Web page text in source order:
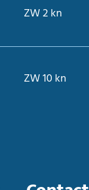
ZW 2 kn
ZW 10 kn